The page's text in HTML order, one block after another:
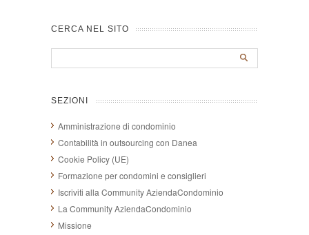
CERCA NEL SITO
SEZIONI
Amministrazione di condominio
Contabilità in outsourcing con Danea
Cookie Policy (UE)
Formazione per condomini e consiglieri
Iscriviti alla Community AziendaCondominio
La Community AziendaCondominio
Missione